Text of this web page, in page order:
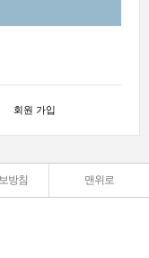
회원 가입
방침 맨위로